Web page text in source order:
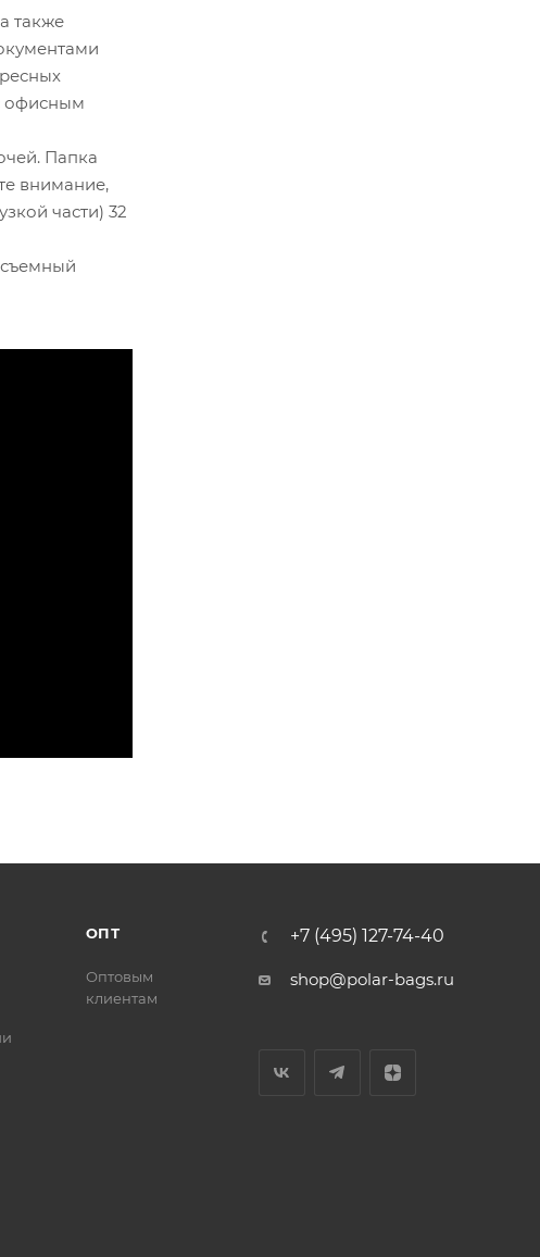
также
офисным
Папка
внимание,
части) 32
съемный
ОПТ
Оптовым
клиентам
+7 (495) 127-74-40
shop@polar-bags.ru